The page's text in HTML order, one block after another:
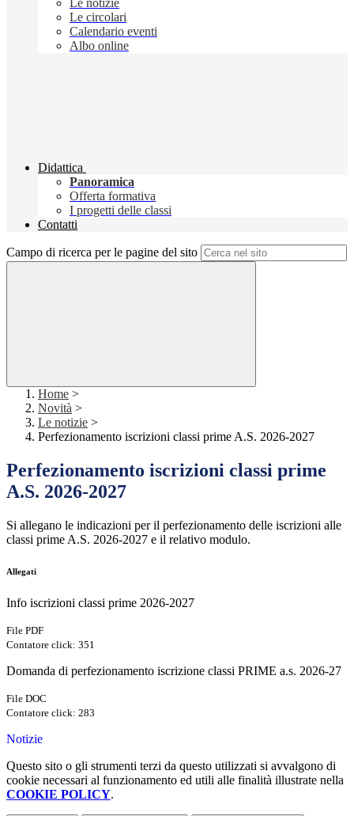
Le notizie
Le circolari
Calendario eventi
Albo online
Didattica
Panoramica
Offerta formativa
I progetti delle classi
Contatti
Campo di ricerca per le pagine del sito
Home >
Novità >
Le notizie >
Perfezionamento iscrizioni classi prime A.S. 2026-2027
Perfezionamento iscrizioni classi prime
A.S. 2026-2027
Si allegano le indicazioni per il perfezionamento delle iscrizioni alle
classi prime A.S. 2026-2027 e il relativo modulo.
Allegati
Info iscrizioni classi prime 2026-2027
File PDF
Contatore click: 351
Domanda di perfezionamento iscrizione classi PRIME a.s. 2026-27
File DOC
Contatore click: 283
Notizie
Questo sito o gli strumenti terzi da questo utilizzati si avvalgono di
cookie necessari al funzionamento ed utili alle finalità illustrate nella
COOKIE POLICY.